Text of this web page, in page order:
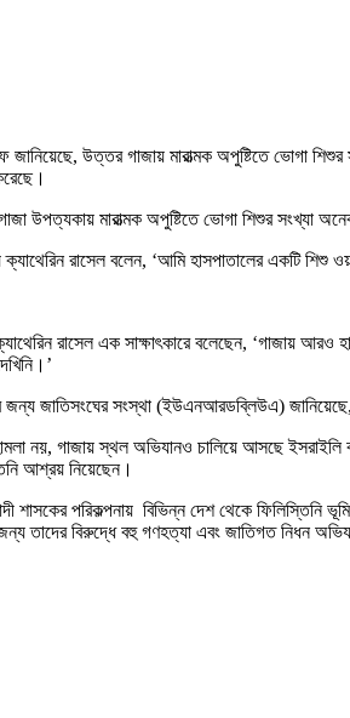
জানিয়েছে, উত্তর গাজায় মারাত্মক অপুষ্টিতে ভোগা শিশুর
উপত্যকায় মারাত্মক অপুষ্টিতে ভোগা শিশুর সংখ্যা
ক্যাথেরিন রাসেল বলেন, ‘আমি হাসপাতালের একটি
রাসেল এক সাক্ষাৎকারে বলেছেন, ‘গাজায়
জন্য জাতিসংঘের সংস্থা (ইউএনআরডব্লিউএ)
নয়, গাজায় স্থল অভিযানও চালিয়ে আসছে ইসরাইলি
আশ্রয় নিয়েছেন।
শাসকের পরিকল্পনায় বিভিন্ন দেশ থেকে
তাদের বিরুদ্ধে বহু গণহত্যা এবং জাতিগত নিধন